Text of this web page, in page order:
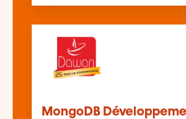
MongoDB